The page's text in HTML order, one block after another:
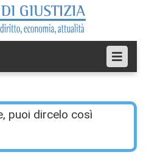
puoi dircelo così